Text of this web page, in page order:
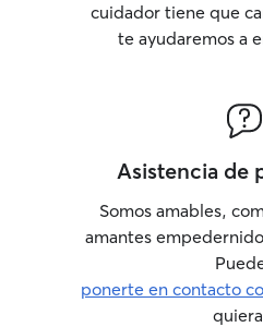
cuidador tiene que
te ayudaremos a
Asistencia de
Somos amables,
amantes
ponerte en contacto